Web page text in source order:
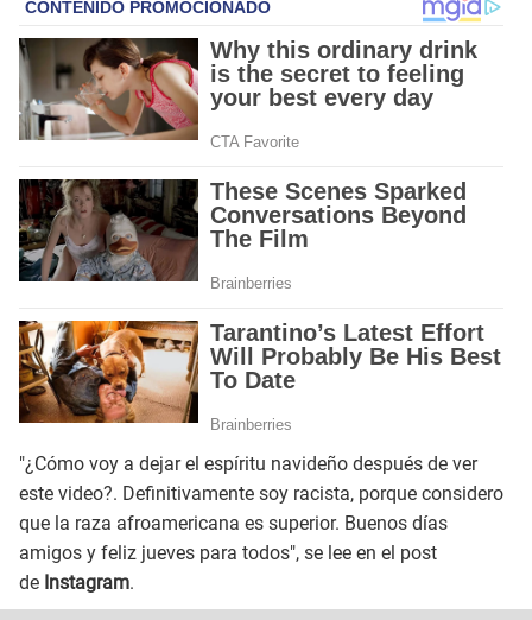
"¿Cómo voy a dejar el espíritu navideño después de ver
este video?. Definitivamente soy racista, porque considero
que la raza afroamericana es superior. Buenos días
amigos y feliz jueves para todos", se lee en el post
de Instagram.